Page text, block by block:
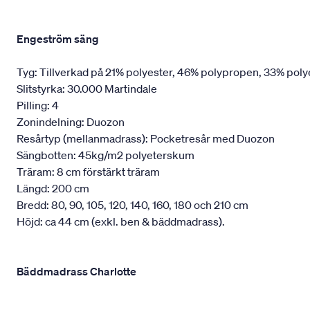
Engeström säng
Tyg: Tillverkad på 21% polyester, 46% polypropen, 33%
Slitstyrka: 30.000 Martindale
Pilling: 4
Zonindelning: Duozon
Resårtyp (mellanmadrass): Pocketresår med Duozon
Sängbotten: 45kg/m2 polyeterskum
Träram: 8 cm förstärkt träram
Längd: 200 cm
Bredd: 80, 90, 105, 120, 140, 160, 180 och 210 cm
Höjd: ca 44 cm (exkl. ben & bäddmadrass).
Bäddmadrass Charlotte